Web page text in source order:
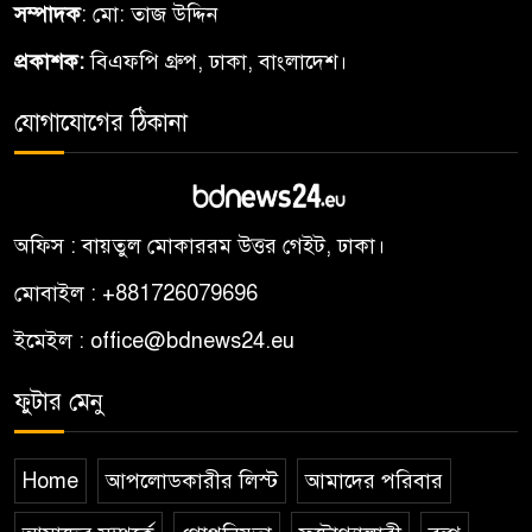
Argentina
ইন্টারন্যাশনালের দূত
৮
মুক্তাদির
৯
নকশী বাংলা ফাউন্ডেশনএর
১০
সম্পাদক: মো: তাজ উদ্দিন
প্রকাশক:বিএফপি গ্রুপ, ঢাকা, বাংলাদেশ।
যোগাযোগের ঠিকানা
অফিস : বায়তুল মোকাররম উত্তর গেইট, ঢাকা।
মোবাইল : +881726079696
ইমেইল : office@bdnews24.eu
ফুটার মেনু
Home আপলোডকারীর লিস্ট আমাদের পরিবার